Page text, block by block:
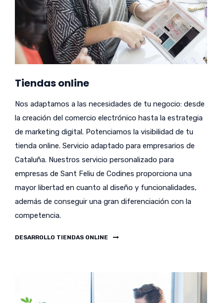
Tiendas online
Nos adaptamos a las necesidades de tu negocio: desde
la creación del comercio electrónico hasta la estrategia
de marketing digital. Potenciamos la visibilidad de tu
tienda online. Servicio adaptado para empresarios de
Cataluña. Nuestros servicio personalizado para
empresas de Sant Feliu de Codines proporciona una
mayor libertad en cuanto al diseño y funcionalidades,
además de conseguir una gran diferenciación con la
competencia.
DESARROLLO TIENDAS ONLINE